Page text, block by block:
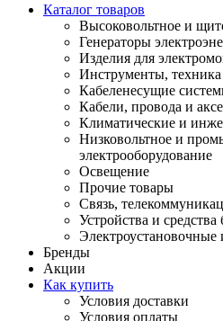
Каталог товаров
Высоковольтное и
Генераторы
Изделия для
Инструменты, техника
Кабеленесущие
Кабели, провода и
Климатические и
Низковольтное и
электрооборудование
Освещение
Прочие товары
Связь,
Устройства и средства
Электроустановочные
Бренды
Акции
Как купить
Условия доставки
Условия оплаты